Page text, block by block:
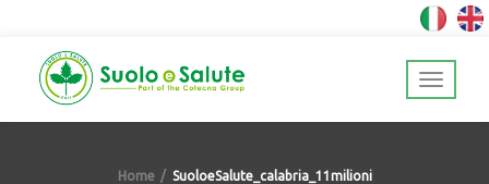
Home SuoloeSalute_calabria_11milioni